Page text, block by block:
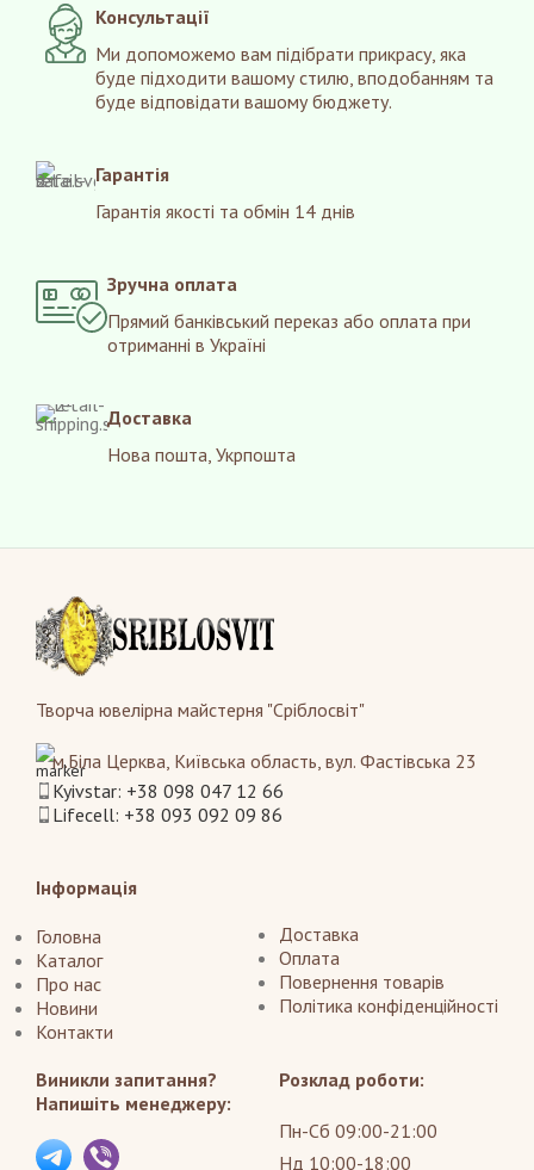
Консультації
Ми допоможемо вам підібрати прикрасу, яка
буде підходити вашому стилю, вподобанням та
буде відповідати вашому бюджету.
Гарантія
Гарантія якості та обмін 14 днів
Зручна оплата
Прямий банківський переказ або оплата при
отриманні в Україні
Доставка
Нова пошта, Укрпошта
Творча ювелірна майстерня "Сріблосвіт"
м.Біла Церква, Київська область, вул. Фастівська 23
Kyivstar: +38 098 047 12 66
Lifecell: +38 093 092 09 86
Інформація
Головна
Каталог
Про нас
Новини
Контакти
Доставка
Оплата
Повернення товарів
Політика конфіденційності
Виникли запитання?
Напишіть менеджеру:
Розклад роботи:
Пн-Сб 09:00-21:00
Нд 10:00-18:00